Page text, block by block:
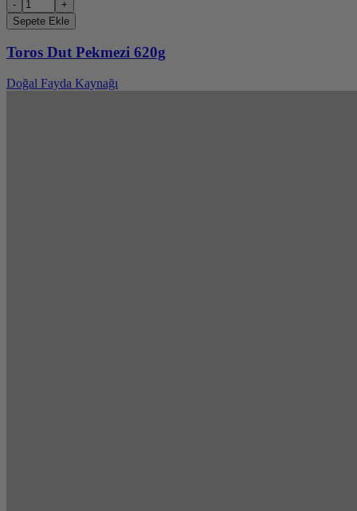
-
+
Sepete Ekle
Toros Dut Pekmezi 620g
Doğal Fayda Kaynağı